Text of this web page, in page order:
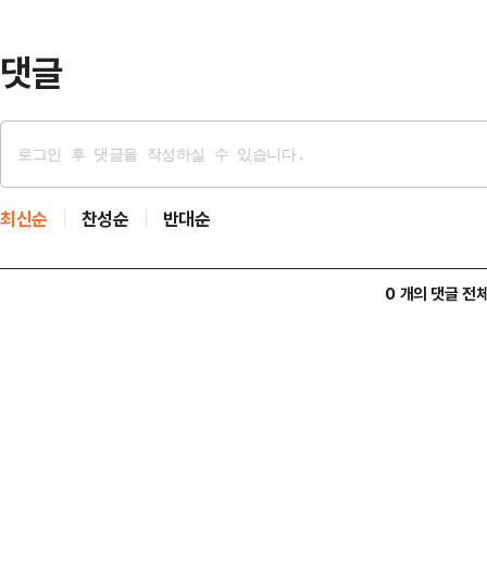
댓글
최신순 찬성순 반대순
0 개의 댓글 전